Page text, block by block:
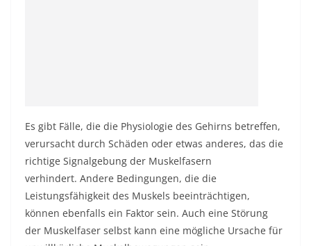
Es gibt Fälle, die die Physiologie des Gehirns betreffen,
verursacht durch Schäden oder etwas anderes, das die
richtige Signalgebung der Muskelfasern
verhindert. Andere Bedingungen, die die
Leistungsfähigkeit des Muskels beeinträchtigen,
können ebenfalls ein Faktor sein. Auch eine Störung
der Muskelfaser selbst kann eine mögliche Ursache für